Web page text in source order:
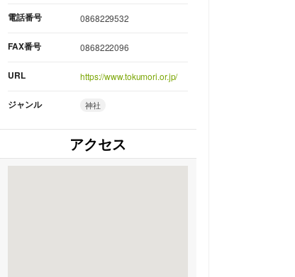
電話番号 0868229532
FAX番号 0868222096
URL https://www.tokumori.or.jp/
ジャンル 神社
アクセス